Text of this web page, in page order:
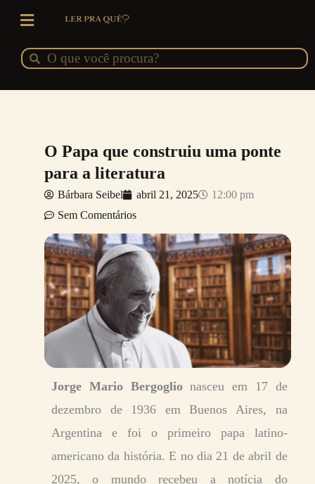
conteúdo
Pesquisar
Pesquisar
O Papa que construiu uma ponte
para a literatura
Bárbara Seibel abril 21, 2025
12:00 pm
Sem Comentários
Jorge Mario Bergoglionasceu em 17 de
dezembro de 1936 em Buenos Aires, na
Argentina e foi o primeiro papa latino-
americano da história. E no dia 21 de abril de
2025, o mundo recebeu a notícia do